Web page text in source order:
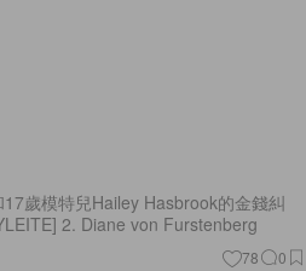
歲模特兒Hailey Hasbrook的金錢糾
2. Diane von Furstenberg
78 0